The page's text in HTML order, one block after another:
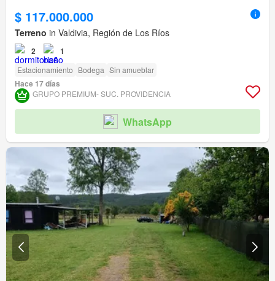
$ 117.000.000
Terreno in Valdivia, Región de Los Ríos
2 1
Estacionamiento Bodega Sin amueblar
Hace 17 días
GRUPO PREMIUM- SUC. PROVIDENCIA
WhatsApp